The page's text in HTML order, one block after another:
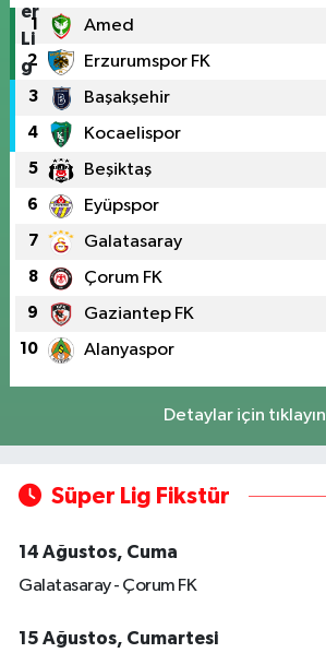
1 Amed
2 Erzurumspor FK
3 Başakşehir
4 Kocaelispor
5 Beşiktaş
6 Eyüpspor
7 Galatasaray
8 Çorum FK
9 Gaziantep FK
10 Alanyaspor
Detaylar için tıklayın
Süper Lig Fikstür
14 Ağustos, Cuma
Galatasaray - Çorum FK
15 Ağustos, Cumartesi